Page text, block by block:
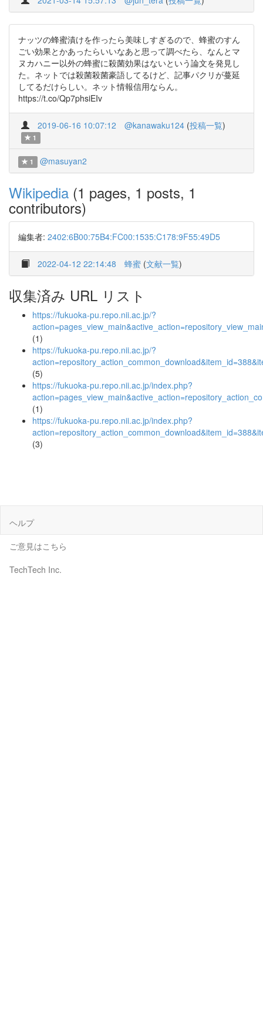
ナッツの蜂蜜漬けを作ったら美味しすぎるので、蜂蜜のすん
ごい効果とかあったらいいなあと思って調べたら、なんとマ
ヌカハニー以外の蜂蜜に殺菌効果はないという論文を発見し
た。ネットでは殺菌殺菌豪語してるけど、記事パクリが蔓延
してるだけらしい。ネット情報信用ならん。
https://t.co/Qp7phsiEIv
2019-06-16 10:07:12 @kanawaku124 (投稿一覧)
1
1 @masuyan2
Wikipedia (1 pages, 1 posts, 1
contributors)
編集者: 2402:6B00:75B4:FC00:1535:C178:9F55:49D5
2022-04-12 22:14:48 蜂蜜 (文献一覧)
収集済み URL リスト
https://fukuoka-pu.repo.nii.ac.jp/?
(1)
https://fukuoka-pu.repo.nii.ac.jp/?
(5)
https://fukuoka-pu.repo.nii.ac.jp/index.php?
(1)
https://fukuoka-pu.repo.nii.ac.jp/index.php?
(3)
ヘルプ
ご意見はこちら
TechTech Inc.